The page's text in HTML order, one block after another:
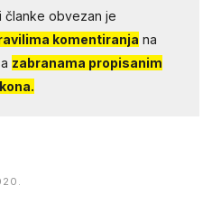
članke obvezan je
komentiranja na
zabranama propisanim